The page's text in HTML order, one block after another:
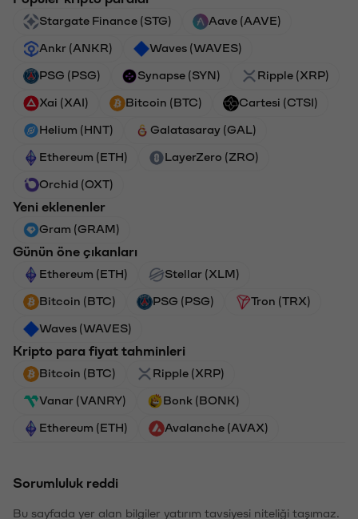
Stargate Finance (STG) Aave (AAVE)
Ankr (ANKR) Waves (WAVES)
PSG (PSG) Synapse (SYN) Ripple (XRP)
Xai (XAI) Bitcoin (BTC) Cartesi (CTSI)
Helium (HNT) Galatasaray (GAL)
Ethereum (ETH) LayerZero (ZRO)
Orchid (OXT)
Yeni eklenenler
Gram (GRAM)
Günün öne çıkanları
Ethereum (ETH) Stellar (XLM)
Bitcoin (BTC) PSG (PSG) Tron (TRX)
Waves (WAVES)
Kripto para fiyat tahminleri
Bitcoin (BTC) Ripple (XRP)
Vanar (VANRY) Bonk (BONK)
Ethereum (ETH) Avalanche (AVAX)
Sorumluluk reddi
Bu sayfada yer alan bilgiler yatırım tavsiyesi niteliği taşımaz.